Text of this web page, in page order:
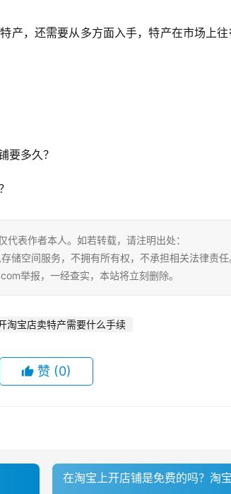
产，还需要从多方面入手，特产在市场上往
要多久？
表作者本人。如若转载，请注明出处：
空间服务，不拥有所有权，不承担相关法律责任
举报，一经查实，本站将立刻删除。
淘宝店卖特产需要什么手续
赞 (0)
在淘宝上开店铺是免费的吗？‌淘